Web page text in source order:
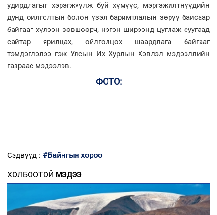
удирдлагыг хэрэгжүүлж буй хүмүүс, мэргэжилтнүүдийн
дунд ойлголтын болон үзэл баримтлалын зөрүү байсаар
байгааг хүлээн зөвшөөрч, нэгэн ширээнд цуглаж суугаад
сайтар ярилцах, ойлголцох шаардлага байгааг
тэмдэглэлээ гэж Улсын Их Хурлын Хэвлэл мэдээллийн
газраас мэдээлэв.
ФОТО:
Сэдвүүд : #Байнгын хороо
ХОЛБООТОЙ МЭДЭЭ